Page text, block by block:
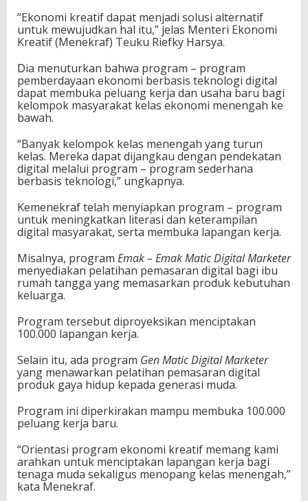
“Ekonomi kreatif dapat menjadi solusi alternatif
untuk mewujudkan hal itu,” jelas Menteri Ekonomi
Kreatif (Menekraf) Teuku Riefky Harsya.
Dia menuturkan bahwa program – program
pemberdayaan ekonomi berbasis teknologi digital
dapat membuka peluang kerja dan usaha baru bagi
kelompok masyarakat kelas ekonomi menengah ke
bawah.
“Banyak kelompok kelas menengah yang turun
kelas. Mereka dapat dijangkau dengan pendekatan
digital melalui program – program sederhana
berbasis teknologi,” ungkapnya.
Kemenekraf telah menyiapkan program – program
untuk meningkatkan literasi dan keterampilan
digital masyarakat, serta membuka lapangan kerja.
Misalnya, program Emak – Emak Matic Digital Marketer
menyediakan pelatihan pemasaran digital bagi ibu
rumah tangga yang memasarkan produk kebutuhan
keluarga.
Program tersebut diproyeksikan menciptakan
100.000 lapangan kerja.
Selain itu, ada program Gen Matic Digital Marketer
yang menawarkan pelatihan pemasaran digital
produk gaya hidup kepada generasi muda.
Program ini diperkirakan mampu membuka 100.000
peluang kerja baru.
“Orientasi program ekonomi kreatif memang kami
arahkan untuk menciptakan lapangan kerja bagi
tenaga muda sekaligus menopang kelas menengah,”
kata Menekraf.